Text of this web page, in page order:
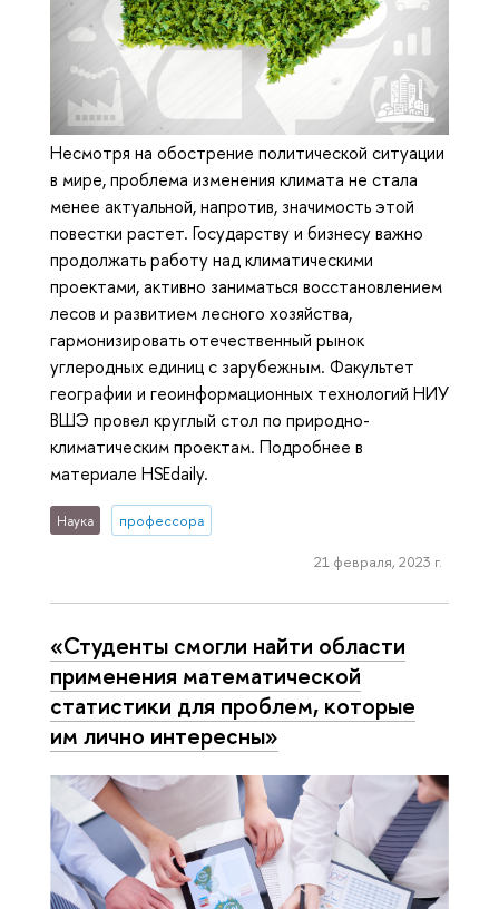
Несмотря на обострение политической ситуации
в мире, проблема изменения климата не стала
менее актуальной, напротив, значимость этой
повестки растет. Государству и бизнесу важно
продолжать работу над климатическими
проектами, активно заниматься восстановлением
лесов и развитием лесного хозяйства,
гармонизировать отечественный рынок
углеродных единиц с зарубежным. Факультет
географии и геоинформационных технологий НИУ
ВШЭ провел круглый стол по природно-
климатическим проектам. Подробнее в
материале HSEdaily.
Наука профессора
21 февраля, 2023 г.
«Студенты смогли найти области
применения математической
статистики для проблем, которые
им лично интересны»